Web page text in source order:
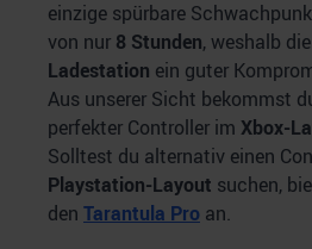
einzige spürbare
von nur 8 Stunden, weshalb die
Ladestation ein guter
Aus unserer Sicht bekommst
perfekter Controller im Xbox-
Solltest du alternativ einen
Playstation-Layout suchen,
den Tarantula Pro an.